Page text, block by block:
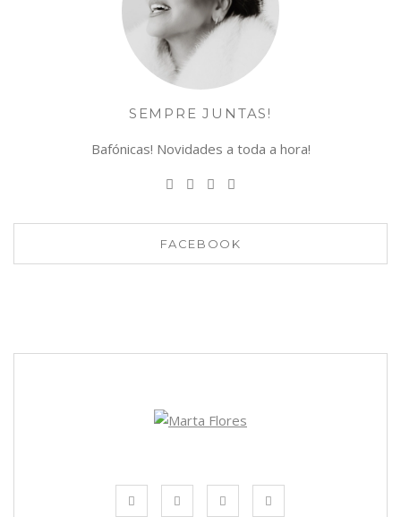
SEMPRE JUNTAS!
Bafónicas! Novidades a toda a hora!
FACEBOOK